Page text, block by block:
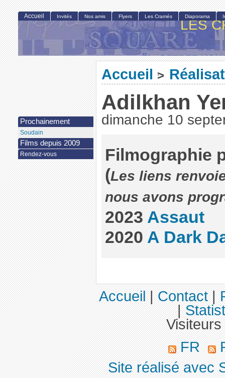
LES
Accueil >
Adilkhan
dimanche 10
Filmographie
(Les liens
nous avons
2023 Assaut
2020 A Dark
Accueil Invités Nos amis Flyers Les Cramés Diaporama
Prochainement
Soudain
Films depuis 2009
Rendez-vous
Accueil|Contact|
|
FR
Site réalisé avec